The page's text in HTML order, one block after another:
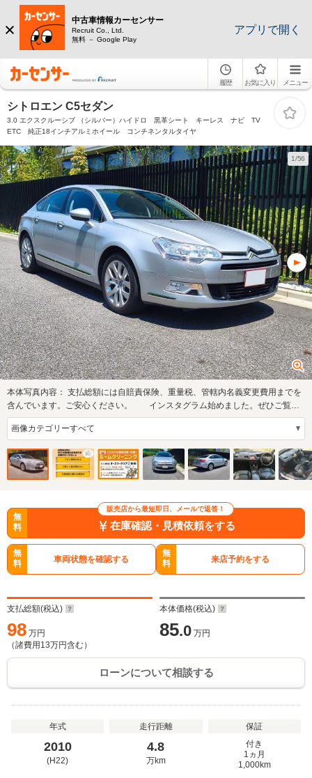
中古車情報カーセンサー
Recruit Co., Ltd.
無料 － Google Play
アプリで開く
履歴 お気に入り メニュー
シトロエン C5セダン
3.0 エクスクルーシブ （シルバー）ハイドロ 黒革シート キーレス ナビ TV
ETC 純正18インチアルミホイール コンチネンタルタイヤ
1/56
本体写真内容： 支払総額には自賠責保険、重量税、管轄内名義変更費用までを
含んでいます。ご安心ください。 インスタグラム始めました。ぜひご覧く
ださい…
販売店から最短即日、メールで返答！
無
料
在庫確認・見積依頼をする
無
料
車両状態を確認する
無
料
来店予約をする
支払総額(税込)
98 万円
（諸費用 13万円含む）
本体価格(税込)
85.0 万円
ローンについて相談する
年式
2010
(H22)
走行距離
4.8
万km
保証
付き
1ヵ月
1,000km